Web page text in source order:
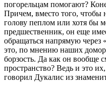
погорельцам помогают?
Причем, вместо того, чтобы
голову пеплом или хотя бы
предшественник, он еще
обращаться напрямую через
это, по мнению наших
борзость. Да как он вообще
пространство? Ведь и это
говорил Дукалис из